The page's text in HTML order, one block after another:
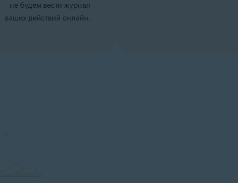
не будем вести журнал
ваших действий онлайн.